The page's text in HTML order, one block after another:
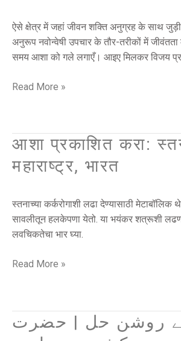
ऐसे क्षेत्र में जहां जीवन शक्ति अनुग्रह के साथ
अनुरूप नवोन्वेषी उपचार के तौर-तरीकों में
समय आशा को गले लगाएँ। आइए मिलकर विजय
के
लिए
मेटाबोलिक
|
भारत
Read More »
आशा प्रकाशित करा:
महाराष्ट्र, भारत
स्तनाच्या कर्करोगाशी लढा देण्यासाठी मेटाबॉलिक
सावलीतून हलकेपणा येतो. या भयंकर शत्रूशी
लवचिकतेचा भार घ्या.
आशा
करा:
कर्करोग
मेटाबॉलिक
थेरपी
वाळूज,
Read More »
کے روشن حل | حضرت
چھاتی